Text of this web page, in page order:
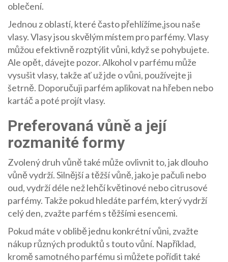
oblečení.
Jednou z oblastí, které často přehlížíme,jsou naše
vlasy. Vlasy jsou skvělým místem pro parfémy. Vlasy
můžou efektivně rozptýlit vůni, když se pohybujete.
Ale opět, dávejte pozor. Alkohol v parfému může
vysušit vlasy, takže ať už jde o vůni, používejte ji
šetrně. Doporučuji parfém aplikovat na hřeben nebo
kartáč a poté projít vlasy.
Preferovaná vůně a její
rozmanité formy
Zvolený druh vůně také může ovlivnit to, jak dlouho
vůně vydrží. Silnější a těžší vůně, jako je pačuli nebo
oud, vydrží déle než lehčí květinové nebo citrusové
parfémy. Takže pokud hledáte parfém, který vydrží
celý den, zvažte parfém s těžšími esencemi.
Pokud máte v oblibě jednu konkrétní vůni, zvažte
nákup různých produktů s touto vůní. Například,
kromě samotného parfému si můžete pořídit také